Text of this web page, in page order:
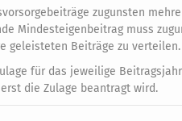
zugunsten
Mindesteigenbeitrag muss
geleisteten Beiträge zu verteilen.
für das jeweilige
die Zulage beantragt wird.